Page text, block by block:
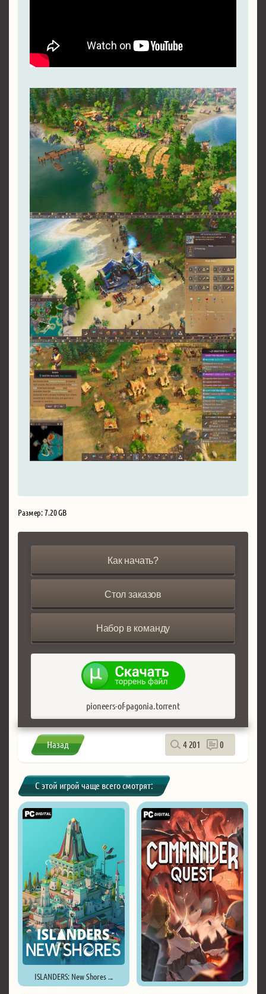
Размер: 7.20 GB
Как начать?
Стол заказов
Набор в команду
pioneers-of-pagonia.torrent
Назад 4 201 0
С этой игрой чаще всего смотрят:
ISLANDERS: New Shores ...